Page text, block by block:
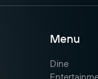
Menu
Dine